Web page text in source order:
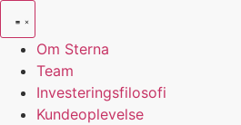
til
indholdOm Sterna
Team
Investeringsfilosofi
Kundeoplevelse